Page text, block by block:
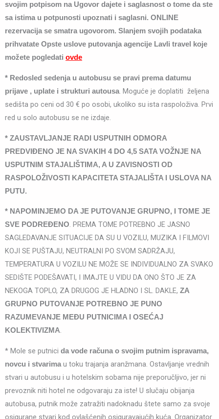
svojim potpisom na Ugovor dajete i saglasnost o tome da ste
sa istima u potpunosti upoznati i saglasni. ONLINE
rezervacija se smatra ugovorom. Slanjem svojih podataka
prihvatate Opste uslove putovanja agencije Lavli travel koje
možete pogledati ovde
* Redosled sedenja u autobusu se pravi prema datumu
prijave , uplate i strukturi autousa. Moguće je doplatiti željena
sedišta po ceni od 30 € po osobi, ukoliko su ista raspoloživa. Prvi
red u solo autobusu se ne izdaje.
* ZAUSTAVLJANJE RADI USPUTNIH ODMORA
PREDVIĐENO JE NA SVAKIH 4 DO 4,5 SATA VOŽNJE NA
USPUTNIM STAJALIŠTIMA, A U ZAVISNOSTI OD
RASPOLOŽIVOSTI KAPACITETA STAJALIŠTA I USLOVA NA
PUTU.
* NAPOMINJEMO DA JE PUTOVANJE GRUPNO, I TOME JE
SVE PODREĐENO. PREMA TOME POTREBNO JE JASNO
SAGLEDAVANJE SITUACIJE DA SU U VOZILU, MUZIKA I FILMOVI
KOJI SE PUŠTAJU, NEUTRALNI PO SVOM SADRŽAJU,
TEMPERATURA U VOZILU NE MOŽE SE INDIVIDUALNO ZA SVAKO
SEDIŠTE PODEŠAVATI, I IMAJTE U VIDU DA ONO ŠTO JE ZA
NEKOGA TOPLO, ZA DRUGOG JE HLADNO I SL. DAKLE, ZA
GRUPNO PUTOVANJE POTREBNO JE PUNO
RAZUMEVANJE MEĐU PUTNICIMA I OSEĆAJ
KOLEKTIVIZMA.
* Mole se putnici da vode računa o svojim putnim ispravama,
novcu i stvarimau toku trajanja aranžmana. Ostavljanje vrednih
stvari u autobusu i u hotelskim sobama nije preporučljivo, jer ni
prevoznik niti hotel ne odgovaraju za iste! U slučaju obijanja
autobusa, putnik može zatražiti nadoknadu štete samo za svoje
osigurane stvari kod ovlašćenih osiguravajućih kuća. Organizator